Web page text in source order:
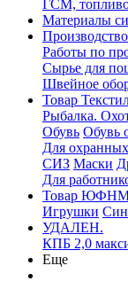
ГСМ,
Материалы
Работы по
Сырье для
Швейное
Товар
Рыбалка.
Обувь Обувь
Для
СИЗ Маски
Для
Товар
Игрушки
УДАЛЕН.
КПБ 2,0
Еще